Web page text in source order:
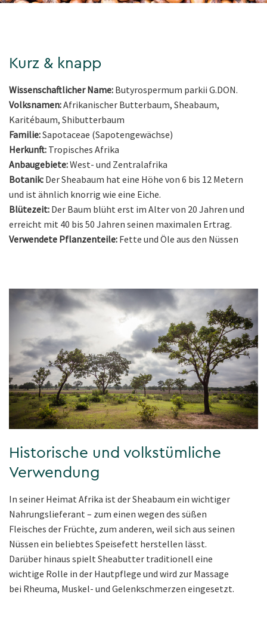
Kurz & knapp
Wissenschaftlicher Name: Butyrospermum parkii G.DON.
Volksnamen:Afrikanischer Butterbaum, Sheabaum,
Karitébaum, Shibutterbaum
Familie:Sapotaceae (Sapotengewächse)
Herkunft: Tropisches Afrika
Anbaugebiete:West- und Zentralafrika
Botanik: Der Sheabaum hat eine Höhe von 6 bis 12 Metern
und ist ähnlich knorrig wie eine Eiche.
Blütezeit: Der Baum blüht erst im Alter von 20 Jahren und
erreicht mit 40 bis 50 Jahren seinen maximalen Ertrag.
Verwendete Pflanzenteile: Fette und Öle aus den Nüssen
Historische und volkstümliche
Verwendung
In seiner Heimat Afrika ist der Sheabaum ein wichtiger
Nahrungslieferant – zum einen wegen des süßen
Fleisches der Früchte, zum anderen, weil sich aus seinen
Nüssen ein beliebtes Speisefett herstellen lässt.
Darüber hinaus spielt Sheabutter traditionell eine
wichtige Rolle in der Hautpflege und wird zur Massage
bei Rheuma, Muskel- und Gelenkschmerzen eingesetzt.